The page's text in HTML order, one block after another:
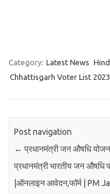
Category: Latest News
Chhattisgarh Voter List 2023
Post navigation
← प्रधानमंत्री जन औषधि
प्रधानमंत्री भारतीय जन औषधि
|ऑनलाइन आवेदन,फॉर्म | PM